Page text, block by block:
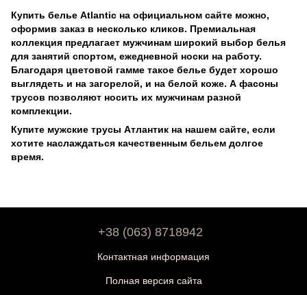
Купить белье Atlantic на официальном сайте можно,
оформив заказ в несколько кликов. Премиальная
коллекция предлагает мужчинам широкий выбор белья
для занятий спортом, ежедневной носки на работу.
Благодаря цветовой гамме такое белье будет хорошо
выглядеть и на загорелой, и на белой коже. А фасоны
трусов позволяют носить их мужчинам разной
комплекции.
Купите мужские трусы Атлантик на нашем сайте, если
хотите наслаждаться качественным бельем долгое
время.
+38 (063) 8718942
Контактная информация
Полная версия сайта